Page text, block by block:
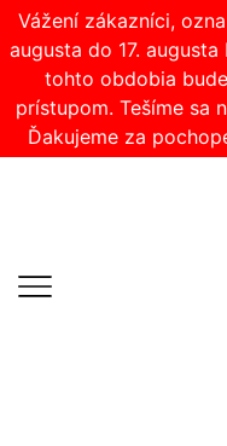
Vážení zákazníci,
augusta do 17.
tohto obdobia
prístupom. Tešíme sa
Ďakujeme za